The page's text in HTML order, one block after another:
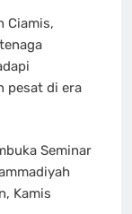
Ciamis,
pesat di era
Seminar
Kamis